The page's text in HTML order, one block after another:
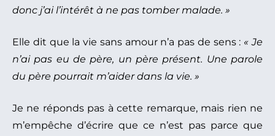
donc j’ai l’intérêt à ne pas tomber malade. »
Elle dit que la vie sans amour n’a pas de sens : « Je
n’ai pas eu de père, un père présent. Une parole
du père pourrait m’aider dans la vie. »
Je ne réponds pas à cette remarque, mais rien ne
m’empêche d’écrire que ce n’est pas parce que